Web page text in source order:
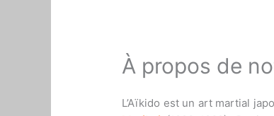
À propos de
L’Aïkido est un art martial